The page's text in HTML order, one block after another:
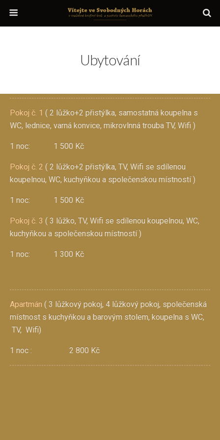
Ubytování
Pokoj č. 1 ( 2 lůžko+2 přistýlka, samostatná koupelna s
WC, lednice, varná konvice, mikrovlnná trouba TV, Wifi )
1 noc: 1 500 Kč
Pokoj č. 2 ( 2 lůžko+2 přistýlka, TV, Wifi se sdílenou
koupelnou, WC, kuchyňkou a společenskou místností )
1 noc: 1 500 Kč
Pokoj č. 3 ( 3 lůžko, TV, Wifi se sdílenou koupelnou, WC,
kuchyňkou a společenskou místností )
1 noc: 1 300 Kč
Apartmán ( 3 lůžkový pokoj, 4 lůžkový pokoj, společenská
místnost s kuchyňkou a barovým stolem, koupelna s WC,
TV, Wifi)
1 noc : 2 800 Kč